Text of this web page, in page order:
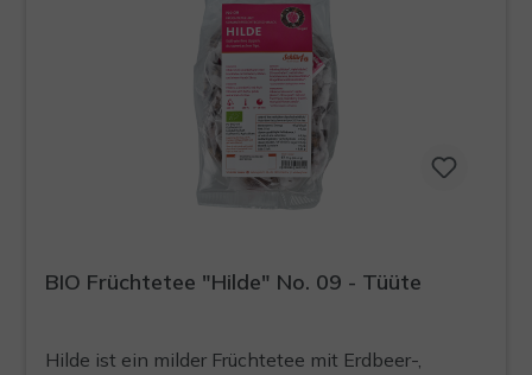
BIO Früchtetee "Hilde" No. 09 - Tüüte
Hilde ist ein milder Früchtetee mit Erdbeer-,